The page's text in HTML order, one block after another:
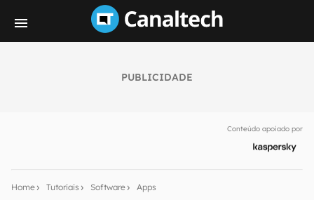
PUBLICIDADE
Conteúdo apoiado por
Home Tutoriais Software Apps
notícias e reviews sobre tecnologia em primeira